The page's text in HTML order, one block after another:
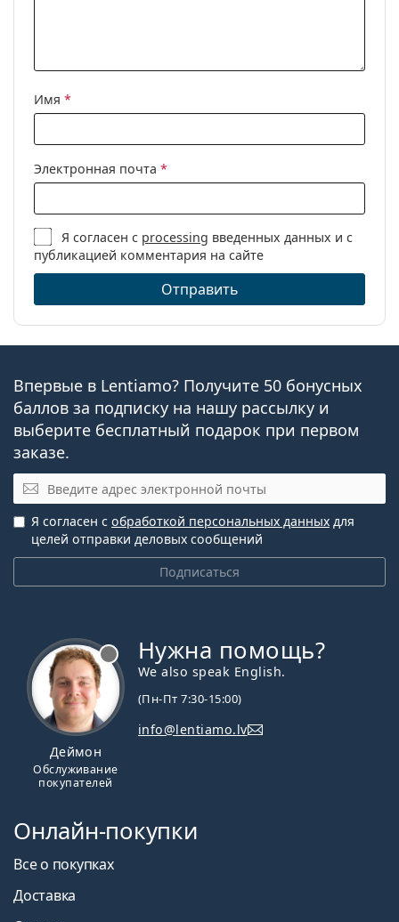
Имя *
Электронная почта *
Я согласен с processing введенных данных и с
публикацией комментария на сайте
Отправить
Впервые в Lentiamo? Получите 50 бонусных
баллов за подписку на нашу рассылку и
выберите бесплатный подарок при первом
заказе.
Эл. почта
Подписаться
Я согласен с обработкой персональных данных для
целей отправки деловых сообщений
Деймон
Обслуживание
покупателей
Нужна помощь?
We also speak English.
(Пн-Пт 7:30-15:00)
info@lentiamo.lv
Онлайн-покупки
Все о покупках
Доставка